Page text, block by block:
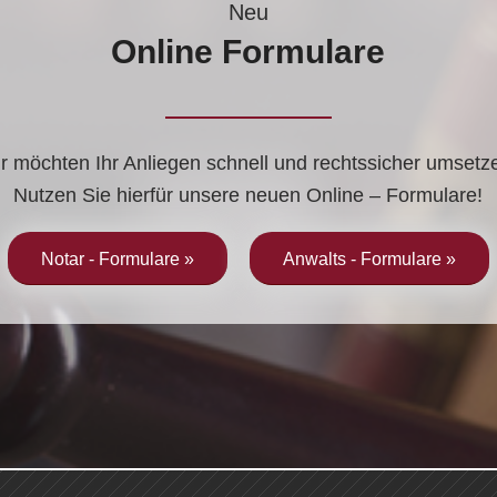
Neu
Online Formulare
möchten Ihr Anliegen schnell und rechtssicher
Nutzen Sie hierfür unsere neuen Online – Formulare!
Notar - Formulare » Anwalts - Formulare »